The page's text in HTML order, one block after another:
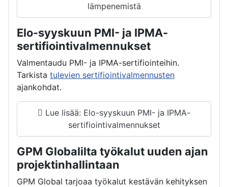
lämpenemistä
Elo-syyskuun PMI- ja IPMA-
sertifiointivalmennukset
Valmentaudu PMI- ja IPMA-sertifiointeihin.
Tarkista tulevien sertifiointivalmennusten
ajankohdat.
Lue lisää: Elo-syyskuun PMI- ja IPMA-
sertifiointivalmennukset
GPM Globalilta työkalut uuden ajan
projektinhallintaan
GPM Global tarjoaa työkalut kestävän kehityksen